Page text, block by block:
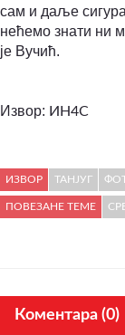
сам и даље
нећемо знати ни
је Вучић.
Извор: ИН4С
ИЗВОР ТАНЈУГ
ПОВЕЗАНЕ ТЕМЕ
Коментара (0)